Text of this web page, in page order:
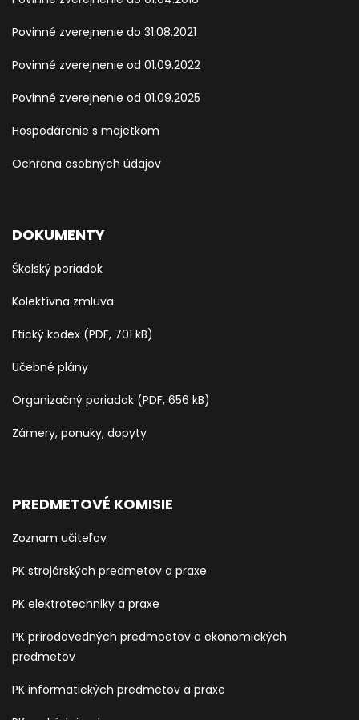
Povinné zverejnenie do 31.08.2021
Povinné zverejnenie od 01.09.2022
Povinné zverejnenie od 01.09.2025
Hospodárenie s majetkom
Ochrana osobných údajov
DOKUMENTY
Školský poriadok
Kolektívna zmluva
Etický kodex (PDF, 701 kB)
Učebné plány
Organizačný poriadok (PDF, 656 kB)
Zámery, ponuky, dopyty
PREDMETOVÉ KOMISIE
Zoznam učiteľov
PK strojárských predmetov a praxe
PK elektrotechniky a praxe
PK prírodovedných predmoetov a ekonomických
predmetov
PK informatických predmetov a praxe